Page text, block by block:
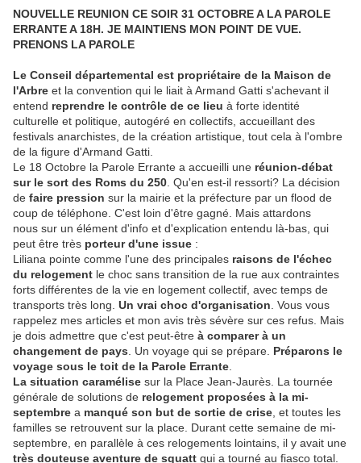
NOUVELLE REUNION CE SOIR 31 OCTOBRE A LA PAROLE
ERRANTE A 18H. JE MAINTIENS MON POINT DE VUE.
PRENONS LA PAROLE
Le Conseil départemental est propriétaire de la Maison de
l'Arbre et la convention qui le liait à Armand Gatti s'achevant il
entend reprendre le contrôle de ce lieu à forte identité
culturelle et politique, autogéré en collectifs, accueillant des
festivals anarchistes, de la création artistique, tout cela à l'ombre
de la figure d'Armand Gatti.
Le 18 Octobre la Parole Errante a accueilli une réunion-débat
sur le sort des Roms du 250 . Qu'en est-il ressorti? La décision
de faire pression sur la mairie et la préfecture par un flood de
coup de téléphone. C'est loin d'être gagné. Mais attardons
nous sur un élément d'info et d'explication entendu là-bas, qui
peut être très porteur d'une issue :
Liliana pointe comme l'une des principales raisons de l'échec
du relogement le choc sans transition de la rue aux contraintes
forts différentes de la vie en logement collectif, avec temps de
transports très long. Un vrai choc d'organisation . Vous vous
rappelez mes articles et mon avis très sévère sur ces refus. Mais
je dois admettre que c'est peut-être à comparer à un
changement de pays . Un voyage qui se prépare. Préparons le
voyage sous le toit de la Parole Errante
La situation caramélise sur la Place Jean-Jaurès. La tournée
générale de solutions de relogement proposées à la mi-
septembre a manqué son but de sortie de crise , et toutes les
familles se retrouvent sur la place. Durant cette semaine de mi-
septembre, en parallèle à ces relogements lointains, il y avait une
très douteuse aventure de squatt qui a tourné au fiasco total.